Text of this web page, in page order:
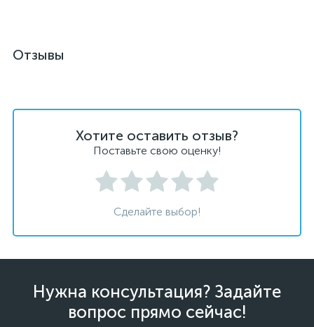
Отзывы
Хотите оставить отзыв?
Поставьте свою оценку!
Сделайте выбор!
Нужна консультация? Задайте
вопрос прямо сейчас!